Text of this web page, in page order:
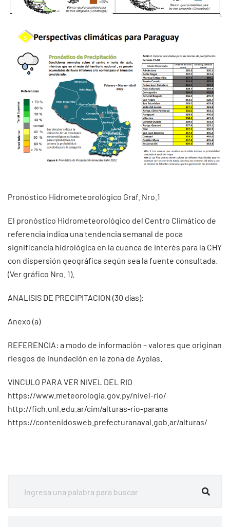
Pronóstico Hidrometeorológico Graf. Nro.1
El pronóstico Hidrometeorológico del Centro Climático de
referencia indica una tendencia semanal de poca
significancia hidrológica en la cuenca de interés para la CHY
con dispersión geográfica según sea la fuente consultada.
(Ver gráfico Nro. 1).
ANALISIS DE PRECIPITACION (30 días):
Anexo (a)
REFERENCIA: a modo de información – valores que originan
riesgos de inundación en la zona de Ayolas.
VINCULO PARA VER NIVEL DEL RIO
https://www.meteorologia.gov.py/nivel-rio/
http://fich.unl.edu.ar/cim/alturas-rio-parana
https://contenidosweb.prefecturanaval.gob.ar/alturas/